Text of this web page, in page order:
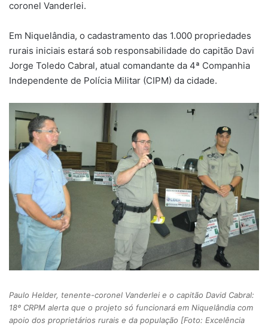
coronel Vanderlei.
Em Niquelândia, o cadastramento das 1.000 propriedades
rurais iniciais estará sob responsabilidade do capitão Davi
Jorge Toledo Cabral, atual comandante da 4ª Companhia
Independente de Polícia Militar (CIPM) da cidade.
Paulo Helder, tenente-coronel Vanderlei e o capitão David Cabral:
18º CRPM alerta que o projeto só funcionará em Niquelândia com
apoio dos proprietários rurais e da população [Foto: Excelência